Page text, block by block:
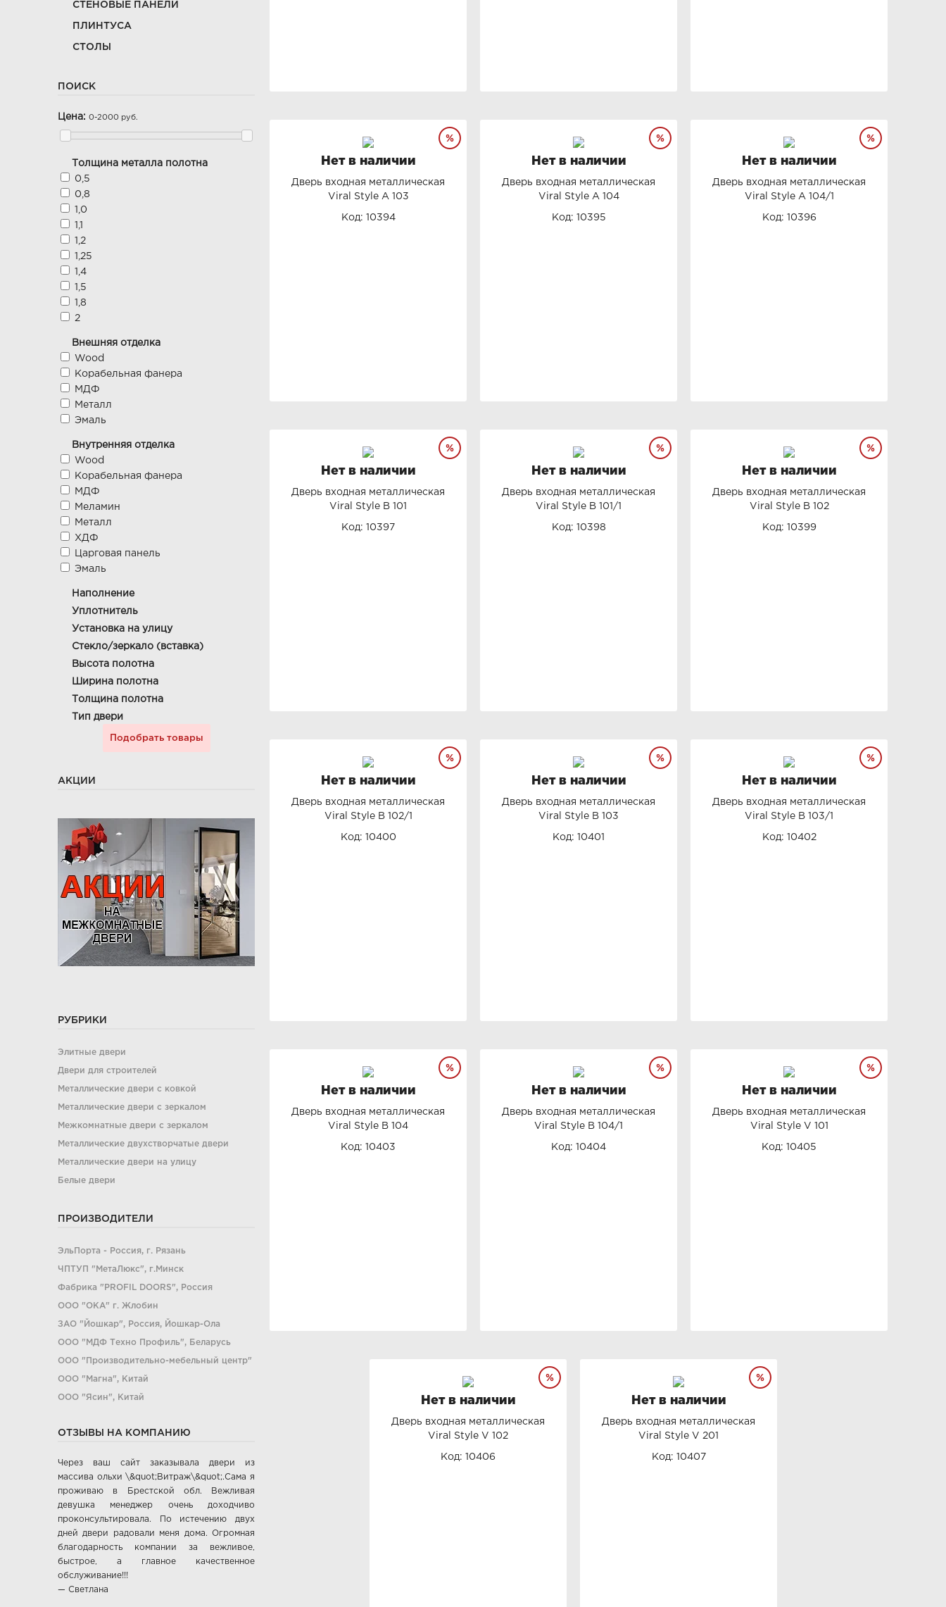
СТЕНОВЫЕ ПАНЕЛИ
ПЛИНТУСА
СТОЛЫ
ПОИСК
Цена: 0-2000 руб.
Толщина металла полотна
0,5
0,8
1,0
1,1
1,2
1,25
1,4
1,5
1,8
2
Внешняя отделка
Wood
Корабельная фанера
МДФ
Металл
Эмаль
Внутренняя отделка
Wood
Корабельная фанера
МДФ
Меламин
Металл
ХДФ
Царговая панель
Эмаль
Наполнение
Уплотнитель
Установка на улицу
Стекло/зеркало (вставка)
Высота полотна
Ширина полотна
Толщина полотна
Тип двери
АКЦИИ
РУБРИКИ
Элитные двери
Двери для строителей
Металлические двери с ковкой
Металлические двери с зеркалом
Межкомнатные двери с зеркалом
Металлические двухстворчатые двери
Металлические двери на улицу
Белые двери
ПРОИЗВОДИТЕЛИ
ЭльПорта - Россия, г. Рязань
ЧПТУП "МетаЛюкс", г.Минск
Фабрика "PROFIL DOORS", Россия
ООО "ОКА" г. Жлобин
ЗАО "Йошкар", Россия, Йошкар-Ола
ООО "МДФ Техно Профиль", Беларусь
ООО "Производительно-мебельный центр"
ООО "Магна", Китай
ООО "Ясин", Китай
ООО "Промет", г. Москва
Verda ЗАО "ПО Одинцово", г. Москва
ОАО "Стройдетали" г. Вилейка
ОАО Лесплитинвест, СПБ, Россия
ООО "Вудрев" г. Мозырь
ООО "Прима Порта", Минск
СООО Исток- Инвест, г. Минск
ОТЗЫВЫ НА КОМПАНИЮ
Через ваш сайт заказывала двери из
массива ольхи \&quot;Витраж\&quot;.Сама я
проживаю в Брестской обл. Вежливая
девушка менеджер очень доходчиво
проконсультировала. По истечению двух
дней двери радовали меня дома. Огромная
благодарность компании за вежливое,
быстрое, а главное качественное
обслуживание!!!
— Светлана
Нет в наличии
Дверь входная металлическая
Viral Style А 103
Код: 10394
Нет в наличии
Дверь входная металлическая
Viral Style А 104
Код: 10395
Нет в наличии
Дверь входная металлическая
Viral Style А 104/1
Код: 10396
Нет в наличии
Дверь входная металлическая
Viral Style B 101
Код: 10397
Нет в наличии
Дверь входная металлическая
Viral Style B 101/1
Код: 10398
Нет в наличии
Дверь входная металлическая
Viral Style B 102
Код: 10399
Нет в наличии
Дверь входная металлическая
Viral Style B 102/1
Код: 10400
Нет в наличии
Дверь входная металлическая
Viral Style B 103
Код: 10401
Нет в наличии
Дверь входная металлическая
Viral Style B 103/1
Код: 10402
Нет в наличии
Дверь входная металлическая
Viral Style B 104
Код: 10403
Нет в наличии
Дверь входная металлическая
Viral Style B 104/1
Код: 10404
Нет в наличии
Дверь входная металлическая
Viral Style V 101
Код: 10405
Нет в наличии
Дверь входная металлическая
Viral Style V 102
Код: 10406
Нет в наличии
Дверь входная металлическая
Viral Style V 201
Код: 10407